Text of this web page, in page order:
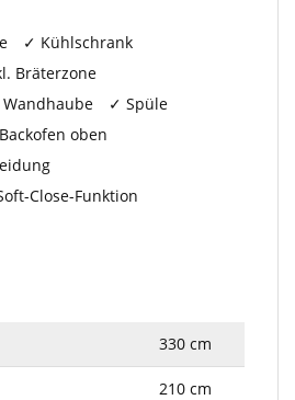
Kühlschrank
Bräterzone
Wandhaube
Spüle
Backofen oben
Close-Funktion
330 cm
210 cm